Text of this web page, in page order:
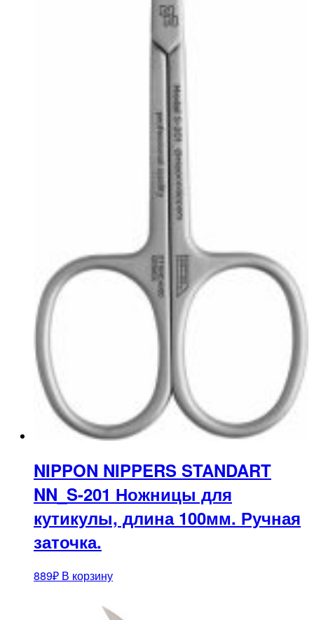
NIPPON NIPPERS STANDART
NN_S-201 Ножницы для
кутикулы, длина 100мм. Ручная
заточка.
889₽ В корзину